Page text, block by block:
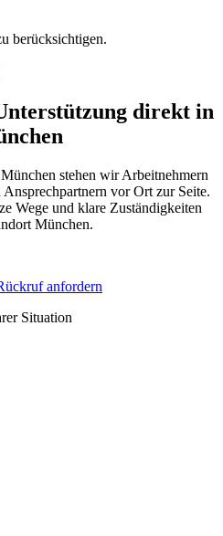
berücksichtigen.
direkt in
stehen wir Arbeitnehmern
vor Ort zur Seite.
Wege und klare Zuständigkeiten
München.
anfordern
Situation